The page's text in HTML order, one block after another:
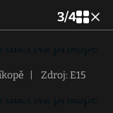
3/4
Zdroj: E15